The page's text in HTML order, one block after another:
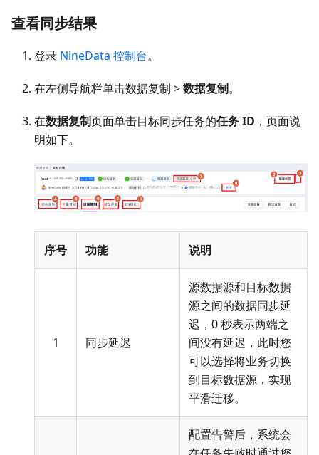
查看同步结果
登录 NineData 控制台。
在左侧导航栏单击数据复制 >数据复制。
在数据复制页面单击目标同步任务的任务 ID ，页面说
明如下。
序号 功能 说明
1 同步延迟
源数据源和目标数据
源之间的数据同步延
迟，0 秒表示两端之
间没有延迟，此时您
可以选择将业务切换
到目标数据源，实现
平滑迁移。
配置告警后，系统会